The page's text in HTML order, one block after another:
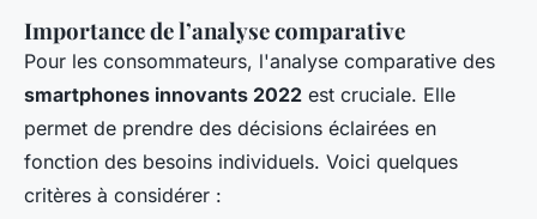
Importance de l’analyse comparative
Pour les consommateurs, l'analyse comparative des
smartphones innovants 2022 est cruciale. Elle
permet de prendre des décisions éclairées en
fonction des besoins individuels. Voici quelques
critères à considérer :